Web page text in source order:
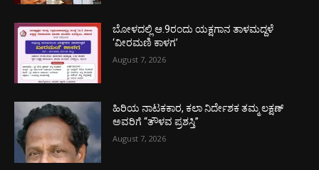
ಬೋಳದಲ್ಲಿ ಆ.9ರಂದು ಯಕ್ಷಗಾನ ತಾಳಮದ್ದಳೆ
‘ವೀರಮಣಿ ಕಾಳಗ’
August 7, 2026
ಹಿರಿಯ ನಾಟಕಕಾರ, ಕಲಾ ನಿರ್ದೇಶಕ ತಮ್ಮ ಲಕ್ಷಣ್
ಅವರಿಗೆ “ತೌಳವ ಪ್ರಶಸ್ತಿ”
August 7, 2026